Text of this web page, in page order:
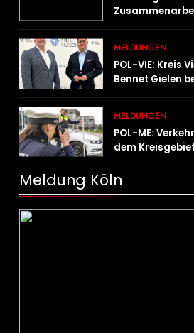
MELDUNGEN
POL-VIE: Kreis
Bennet Gielen
MELDUNGEN
POL-ME:
dem
Meldung Köln